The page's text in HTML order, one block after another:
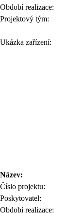
Období realizace:
Projektový tým:
Ukázka zařízení:
Název:
Číslo projektu:
Poskytovatel:
Období realizace: